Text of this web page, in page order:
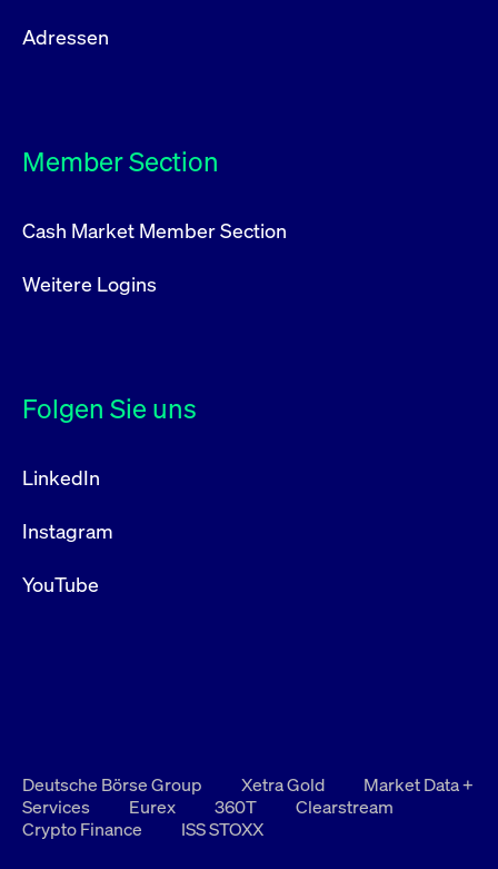
Adressen
Member Section
Cash Market Member Section
Weitere Logins
Folgen Sie uns
LinkedIn
Instagram
YouTube
Deutsche Börse Group Xetra Gold
Market Data +
Services
Eurex 360T
Clearstream
Crypto Finance
ISS STOXX